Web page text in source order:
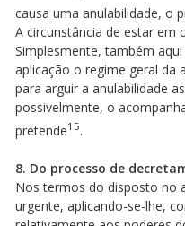
causa uma anulabilidade, o
A circunstância de estar em
Simplesmente, também
aplicação o regime geral da
para arguir a anulabilidade
possivelmente, o
pretende15.
8. Do processo de
Nos termos do disposto no
urgente, aplicando-se-lhe,